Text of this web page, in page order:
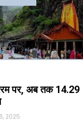
पर, अब तक 14.29
2025